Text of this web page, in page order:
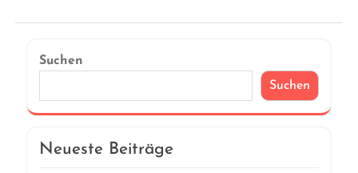
Suchen
Suchen
Neueste Beiträge